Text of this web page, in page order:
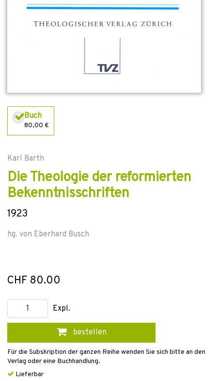
Buch
80,00 €
Karl Barth
Die Theologie der reformierten
Bekenntnisschriften
1923
hg. von Eberhard Busch
CHF 80.00
Expl.
bestellen
Für die Subskription der ganzen Reihe wenden Sie sich bitte an den
Verlag oder eine Buchhandlung.
Lieferbar